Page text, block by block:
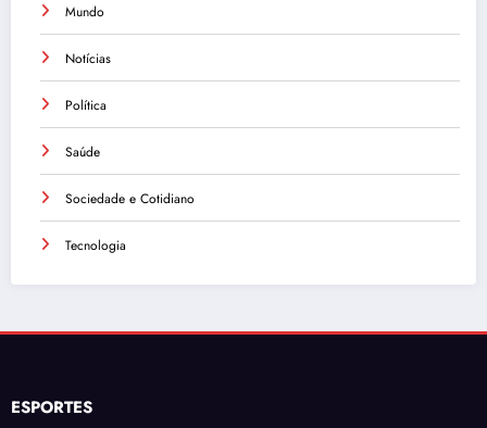
Mundo
Notícias
Política
Saúde
Sociedade e Cotidiano
Tecnologia
ESPORTES